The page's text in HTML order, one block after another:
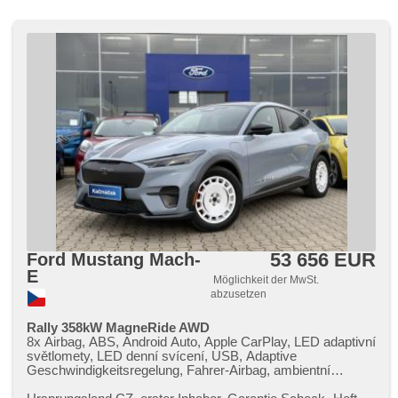
Ford Mustang Mach-
E
53 656 EUR
Möglichkeit der MwSt.
abzusetzen
Rally 358kW MagneRide AWD
8x Airbag, ABS, Android Auto, Apple CarPlay, LED adaptivní
světlomety, LED denní svícení, USB, Adaptive
Geschwindigkeitsregelung, Fahrer-Airbag, ambientní